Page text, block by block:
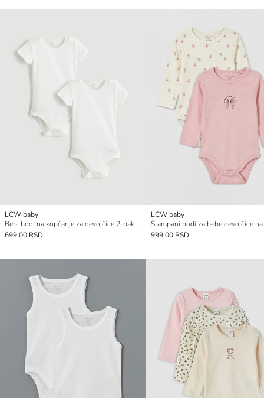
LCW baby
Bebi bodi na kopčanje za devojčice 2-pakovanje
699,00 RSD
LCW baby
999,00 RSD